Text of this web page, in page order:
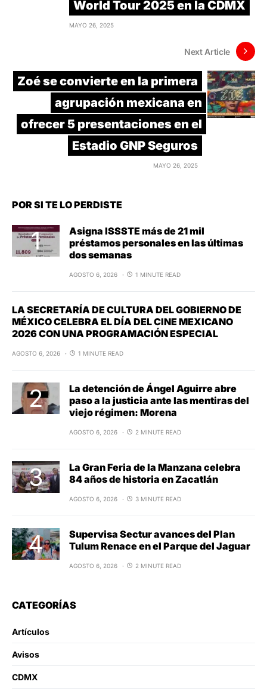
World Tour 2025 en la CDMX
MAYO 26, 2025
Next Article
Zoé se convierte en la primera
agrupación mexicana en
ofrecer 5 presentaciones en el
Estadio GNP Seguros
MAYO 26, 2025
POR SI TE LO PERDISTE
Asigna ISSSTE más de 21 mil
préstamos personales en las últimas
dos semanas
AGOSTO 6, 2026 1 MINUTE READ
LA SECRETARÍA DE CULTURA DEL GOBIERNO DE
MÉXICO CELEBRA EL DÍA DEL CINE MEXICANO
2026 CON UNA PROGRAMACIÓN ESPECIAL
AGOSTO 6, 2026 1 MINUTE READ
La detención de Ángel Aguirre abre
paso a la justicia ante las mentiras del
viejo régimen: Morena
AGOSTO 6, 2026 2 MINUTE READ
La Gran Feria de la Manzana celebra
84 años de historia en Zacatlán
AGOSTO 6, 2026 3 MINUTE READ
Supervisa Sectur avances del Plan
Tulum Renace en el Parque del Jaguar
AGOSTO 6, 2026 2 MINUTE READ
CATEGORÍAS
Artículos
Avisos
CDMX